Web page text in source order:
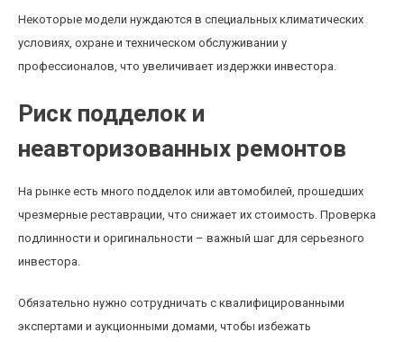
Некоторые модели нуждаются в специальных климатических
условиях, охране и техническом обслуживании у
профессионалов, что увеличивает издержки инвестора.
Риск подделок и
неавторизованных ремонтов
На рынке есть много подделок или автомобилей, прошедших
чрезмерные реставрации, что снижает их стоимость. Проверка
подлинности и оригинальности – важный шаг для серьезного
инвестора.
Обязательно нужно сотрудничать с квалифицированными
экспертами и аукционными домами, чтобы избежать